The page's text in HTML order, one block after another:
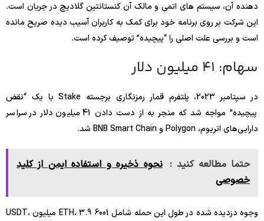
دهنده آن، سیستم های اتمی و مالک آن کنستانتین گلادیچ در جریان است.
این شرکت بر روی برنامه خود برای کمک به کاربران آسیب دیده صریح مانده
است و بررسی علت اصلی را “پیچیده” توصیف کرده است.
سهام: 41 میلیون دلار
در سپتامبر 2023، پلتفرم قمار رمزنگاری برجسته Stake با یک “نقض
پیچیده” مواجه شد که منجر به از دست دادن 41 میلیون دلار در سراسر
دارایی‌های اتریوم، Polygon و BNB Smart Chain شد.
حتما مطالعه کنید : نحوه ذخیره و استفاده ایمن از کلید
خصوصی
وجوه دزدیده شده در طول این حمله شامل 6001 ETH، 3.9 میلیون USDT،